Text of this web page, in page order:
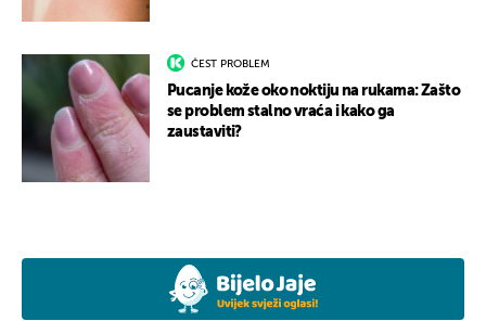
ČEST PROBLEM
Pucanje kože oko noktiju na rukama: Zašto
se problem stalno vraća i kako ga
zaustaviti?